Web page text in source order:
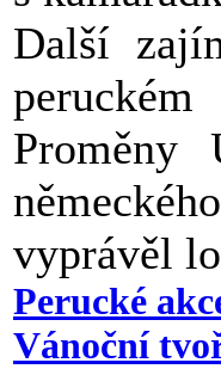
Další
Proměny
vyprávěl
Perucké
Vánoční